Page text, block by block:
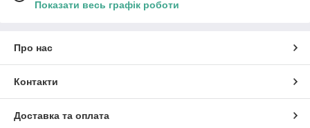
Показати весь графік роботи
Про нас
Контакти
Доставка та оплата